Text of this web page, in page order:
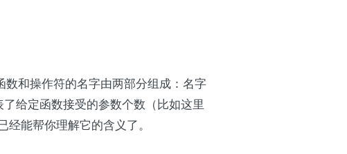
和操作符的名字由两部分组成：名字
给定函数接受的参数个数（比如这里
能帮你理解它的含义了。